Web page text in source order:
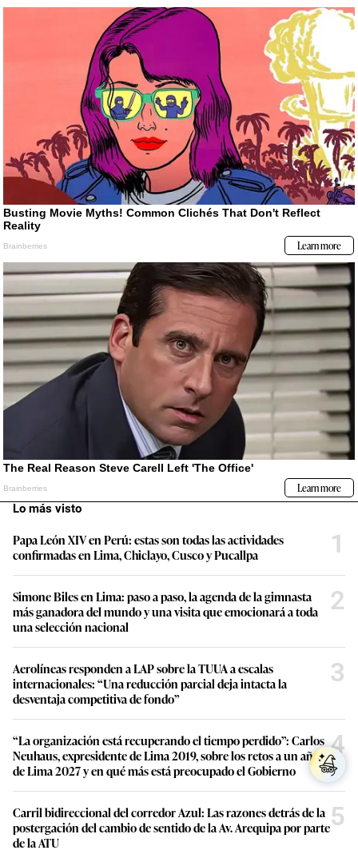
Lo más visto
Papa León XIV en Perú: estas son todas las actividades
confirmadas en Lima, Chiclayo, Cusco y Pucallpa
1
Simone Biles en Lima: paso a paso, la agenda de la gimnasta
más ganadora del mundo y una visita que emocionará a toda
una selección nacional
2
Aerolíneas responden a LAP sobre la TUUA a escalas
internacionales: “Una reducción parcial deja intacta la
desventaja competitiva de fondo”
3
“La organización está recuperando el tiempo perdido”: Carlos
Neuhaus, expresidente de Lima 2019, sobre los retos a un año
de Lima 2027 y en qué más está preocupado el Gobierno
4
Carril bidireccional del corredor Azul: Las razones detrás de la
postergación del cambio de sentido de la Av. Arequipa por parte
de la ATU
5